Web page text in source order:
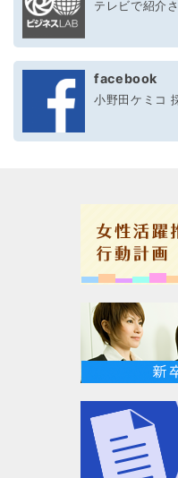
テレビで紹介
facebook
小野田ケミコ